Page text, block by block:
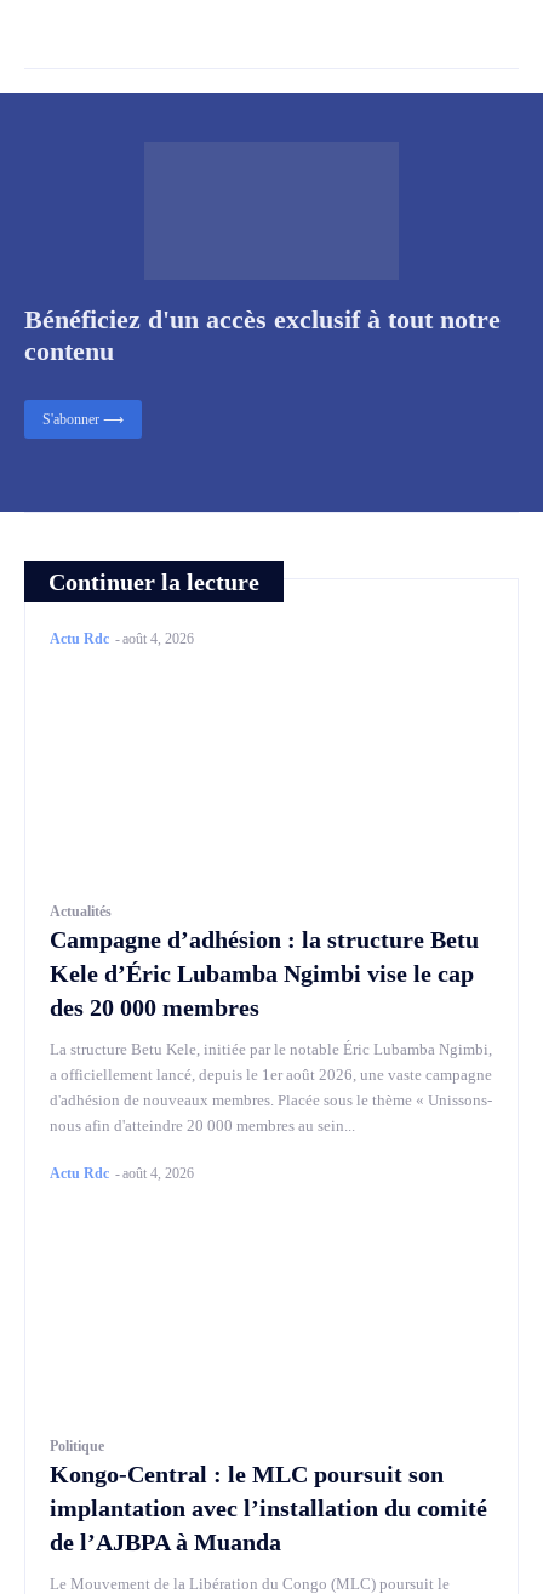
Continuer la lecture
Actu Rdc -août 4, 2026
Actualités
Campagne d’adhésion : la structure Betu
Kele d’Éric Lubamba Ngimbi vise le cap
des 20 000 membres
La structure Betu Kele, initiée par le notable Éric Lubamba Ngimbi,
a officiellement lancé, depuis le 1er août 2026, une vaste campagne
d'adhésion de nouveaux membres. Placée sous le thème « Unissons-
nous afin d'atteindre 20 000 membres au sein...
Actu Rdc -août 4, 2026
Politique
Kongo-Central : le MLC poursuit son
implantation avec l’installation du comité
de l’AJBPA à Muanda
Le Mouvement de la Libération du Congo (MLC) poursuit le
Bénéficiez d'un accès exclusif à tout notre
contenu
S'abonner ⟶